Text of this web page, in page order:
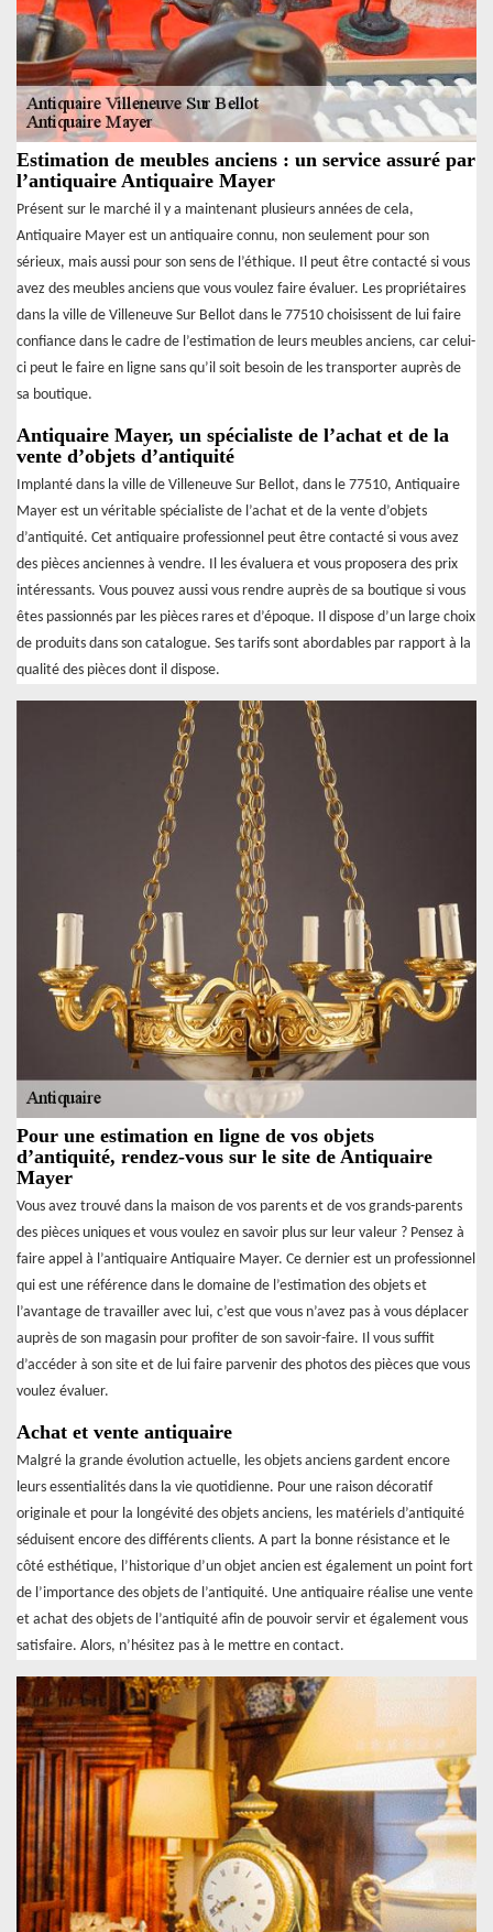
Estimation de meubles anciens : un service assuré par
l’antiquaire Antiquaire Mayer
Présent sur le marché il y a maintenant plusieurs années de cela,
Antiquaire Mayer est un antiquaire connu, non seulement pour son
sérieux, mais aussi pour son sens de l’éthique. Il peut être contacté si vous
avez des meubles anciens que vous voulez faire évaluer. Les propriétaires
dans la ville de Villeneuve Sur Bellot dans le 77510 choisissent de lui faire
confiance dans le cadre de l’estimation de leurs meubles anciens, car celui-
ci peut le faire en ligne sans qu’il soit besoin de les transporter auprès de
sa boutique.
Antiquaire Mayer, un spécialiste de l’achat et de la
vente d’objets d’antiquité
Implanté dans la ville de Villeneuve Sur Bellot, dans le 77510, Antiquaire
Mayer est un véritable spécialiste de l’achat et de la vente d’objets
d’antiquité. Cet antiquaire professionnel peut être contacté si vous avez
des pièces anciennes à vendre. Il les évaluera et vous proposera des prix
intéressants. Vous pouvez aussi vous rendre auprès de sa boutique si vous
êtes passionnés par les pièces rares et d’époque. Il dispose d’un large choix
de produits dans son catalogue. Ses tarifs sont abordables par rapport à la
qualité des pièces dont il dispose.
Pour une estimation en ligne de vos objets
d’antiquité, rendez-vous sur le site de Antiquaire
Mayer
Vous avez trouvé dans la maison de vos parents et de vos grands-parents
des pièces uniques et vous voulez en savoir plus sur leur valeur ? Pensez à
faire appel à l’antiquaire Antiquaire Mayer. Ce dernier est un professionnel
qui est une référence dans le domaine de l’estimation des objets et
l’avantage de travailler avec lui, c’est que vous n’avez pas à vous déplacer
auprès de son magasin pour profiter de son savoir-faire. Il vous suffit
d’accéder à son site et de lui faire parvenir des photos des pièces que vous
voulez évaluer.
Achat et vente antiquaire
Malgré la grande évolution actuelle, les objets anciens gardent encore
leurs essentialités dans la vie quotidienne. Pour une raison décoratif
originale et pour la longévité des objets anciens, les matériels d’antiquité
séduisent encore des différents clients. A part la bonne résistance et le
côté esthétique, l’historique d’un objet ancien est également un point fort
de l’importance des objets de l’antiquité. Une antiquaire réalise une vente
et achat des objets de l’antiquité afin de pouvoir servir et également vous
satisfaire. Alors, n’hésitez pas à le mettre en contact.